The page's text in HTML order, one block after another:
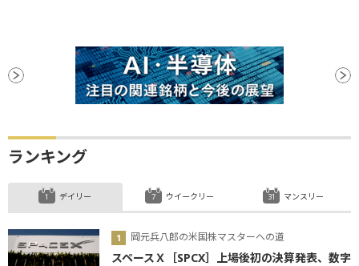
ランキング
デイリー
岡元兵八郎の米国株マスターへの道
スペースＸ［SPCX］上場後初の決算発表、数字
ウイークリー マンスリー